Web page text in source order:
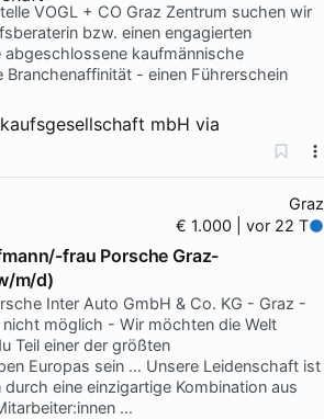
VOGL + CO Graz Zentrum suchen wir
bzw. einen engagierten
kaufmännische
- einen Führerschein
mbH via
Graz
€ 1.000 | vor 22 T
frau Porsche Graz-
m/d)
Inter Auto GmbH & Co. KG - Graz -
möglich - Wir möchten die Welt
Teil einer der größten
Europas sein … Unsere Leidenschaft ist
durch eine einzigartige Kombination aus
…